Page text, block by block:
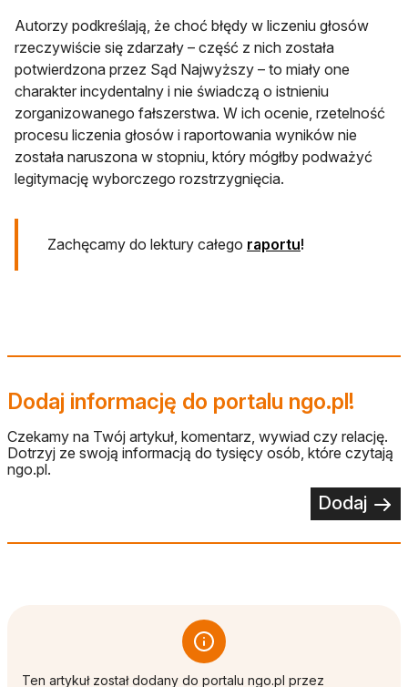
Autorzy podkreślają, że choć błędy w liczeniu głosów
rzeczywiście się zdarzały – część z nich została
potwierdzona przez Sąd Najwyższy – to miały one
charakter incydentalny i nie świadczą o istnieniu
zorganizowanego fałszerstwa. W ich ocenie, rzetelność
procesu liczenia głosów i raportowania wyników nie
została naruszona w stopniu, który mógłby podważyć
legitymację wyborczego rozstrzygnięcia.
Zachęcamy do lektury całego raportuotwiera się w
!
Dodaj informację do portalu ngo.pl!
Czekamy na Twój artykuł, komentarz, wywiad czy relację.
Dotrzyj ze swoją informacją do tysięcy osób, które czytają
ngo.pl.
Dodaj
Ten artykuł został dodany do portalu ngo.pl przez